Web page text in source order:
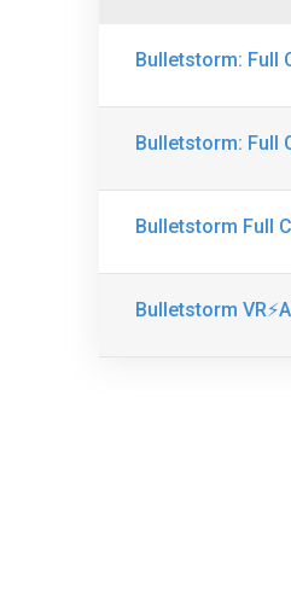
Bulletstorm: Full
Bulletstorm: Full
Bulletstorm Full
Bulletstorm